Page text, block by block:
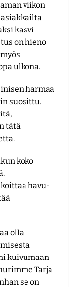
viikon
kasvi
on hieno
ulkona.
harmaa
suosittu.
tätä
koko
havu-
olla
kuivumaan
Tarja
se on